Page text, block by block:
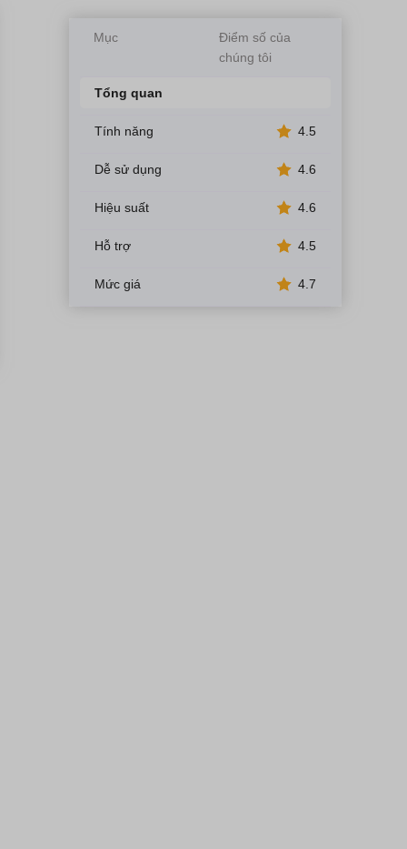
Mục
Điểm số của
chúng tôi
Tổng quan
Tính năng 4.5
Dễ sử dụng 4.6
Hiệu suất 4.6
Hỗ trợ 4.5
Mức giá 4.7